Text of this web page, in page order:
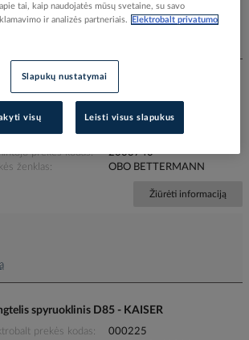
BETTERMANN
prekės kodas
prekės kodas
2003740
ženklas
OBO BETTERMANN
Žiūrėti informaciją
spyruoklinis D85 - KAISER
prekės kodas
000225
tai, kaip naudojatės mūsų svetaine, su savo
ir analizės partneriais.
Elektrobalt privatumo
Slapukų nustatymai
visų Leisti visus slapukus